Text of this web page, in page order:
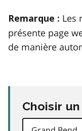
Remarque : Les
présente page
de manière
Choisir